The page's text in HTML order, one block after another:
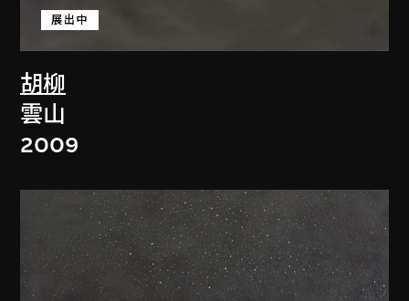
胡柳
展出中
雲山
2009